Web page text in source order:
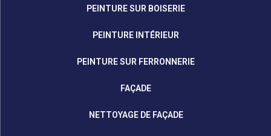
PEINTURE SUR BOISERIE
PEINTURE INTÉRIEUR
PEINTURE SUR FERRONNERIE
FAÇADE
NETTOYAGE DE FAÇADE